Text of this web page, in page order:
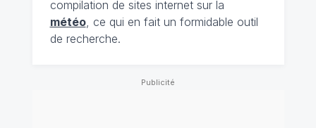
compilation de sites internet sur la
météo, ce qui en fait un formidable outil
de recherche.